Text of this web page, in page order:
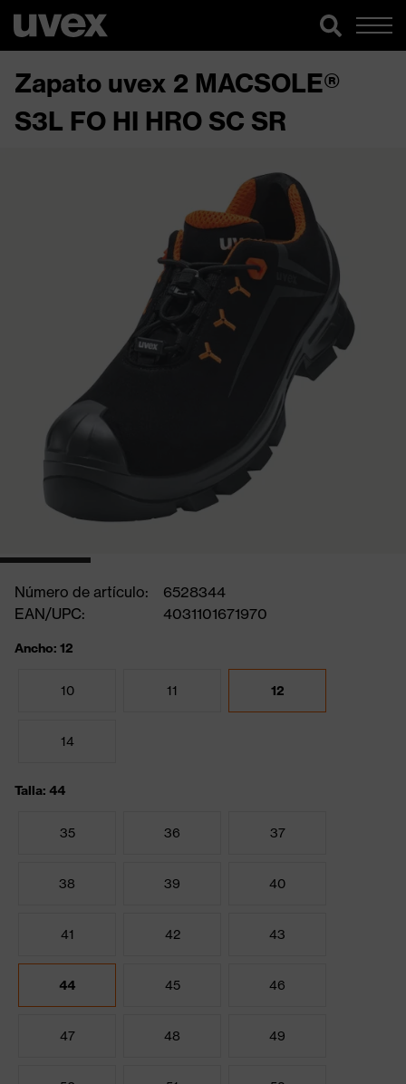
Zapato uvex 2 MACSOLE®
S3L FO HI HRO SC SR
Número de artículo:
6528344
EAN/UPC:
4031101671970
Ancho: 12
10 11 12
14
Talla: 44
35 36 37
38 39 40
41 42 43
44 45 46
47 48 49